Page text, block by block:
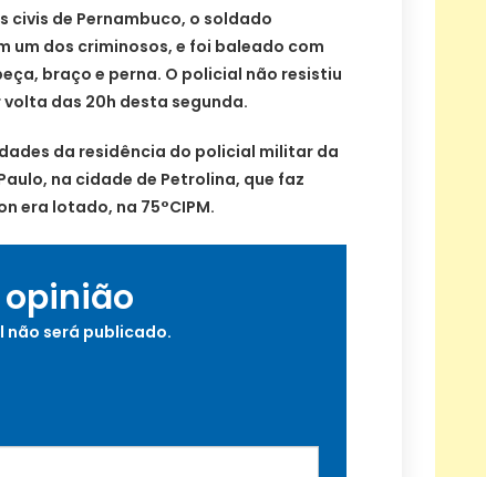
civis de Pernambuco, o soldado
um dos criminosos, e foi baleado com
braço e perna. O policial não resistiu
das 20h desta segunda.
da residência do policial militar da
na cidade de Petrolina, que faz
era lotado, na 75°CIPM.
opinião
não será publicado.